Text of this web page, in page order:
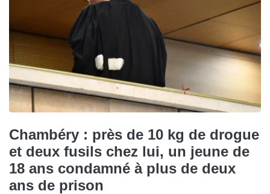
Chambéry : près de 10 kg de drogue
et deux fusils chez lui, un jeune de
18 ans condamné à plus de deux
ans de prison